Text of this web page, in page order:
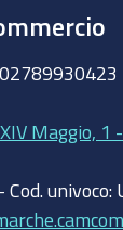
02789930423
Maggio, 1
univoco: